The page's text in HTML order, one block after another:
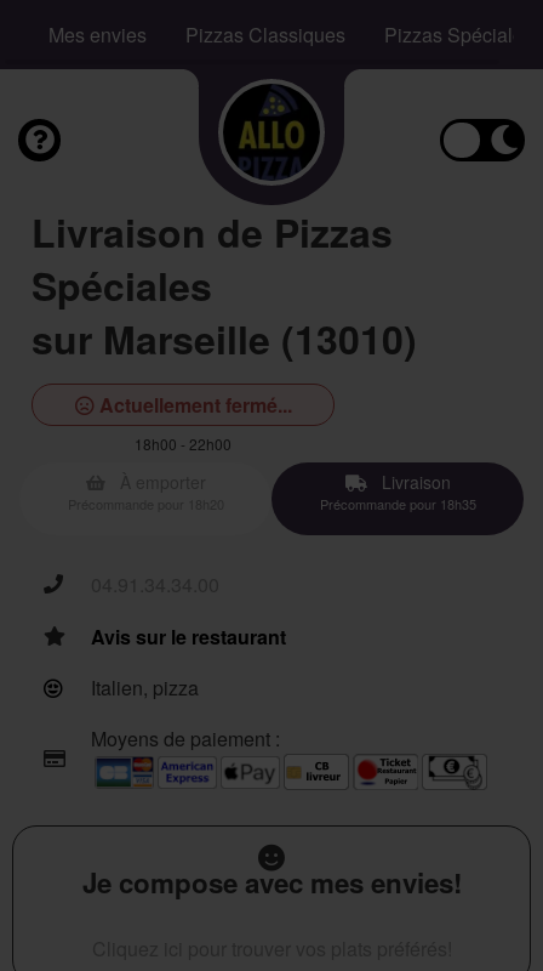
Mes envies Pizzas Classiques Pizzas Spéciales
Livraison de Pizzas
Spéciales
sur Marseille (13010)
Actuellement fermé...
18h00 - 22h00
Livraison
Précommande pour 18h35
Avis sur le restaurant
Italien, pizza
Moyens de paiement :
Je compose avec mes envies!